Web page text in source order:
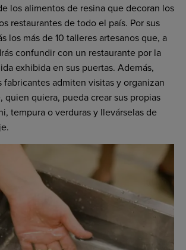
los alimentos de resina que decoran los
restaurantes de todo el país. Por sus
los más de 10 talleres artesanos que, a
confundir con un restaurante por la
exhibida en sus puertas. Además,
fabricantes admiten visitas y organizan
quien quiera, pueda crear sus propias
tempura o verduras y llevárselas de